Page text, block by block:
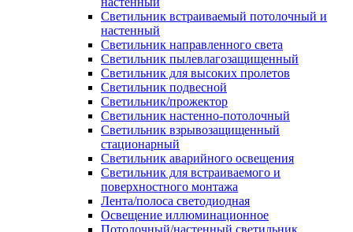
Светильник встраиваемый потолочный и
настенный
Светильник направленного света
Светильник пылевлагозащищенный
Светильник для высоких пролетов
Светильник подвесной
Светильник/прожектор
Светильник настенно-потолочный
Светильник взрывозащищенный
стационарный
Светильник аварийного освещения
Светильник для встраиваемого и
поверхностного монтажа
Лента/полоса светодиодная
Освещение иллюминационное
Потолочный/настенный светильник